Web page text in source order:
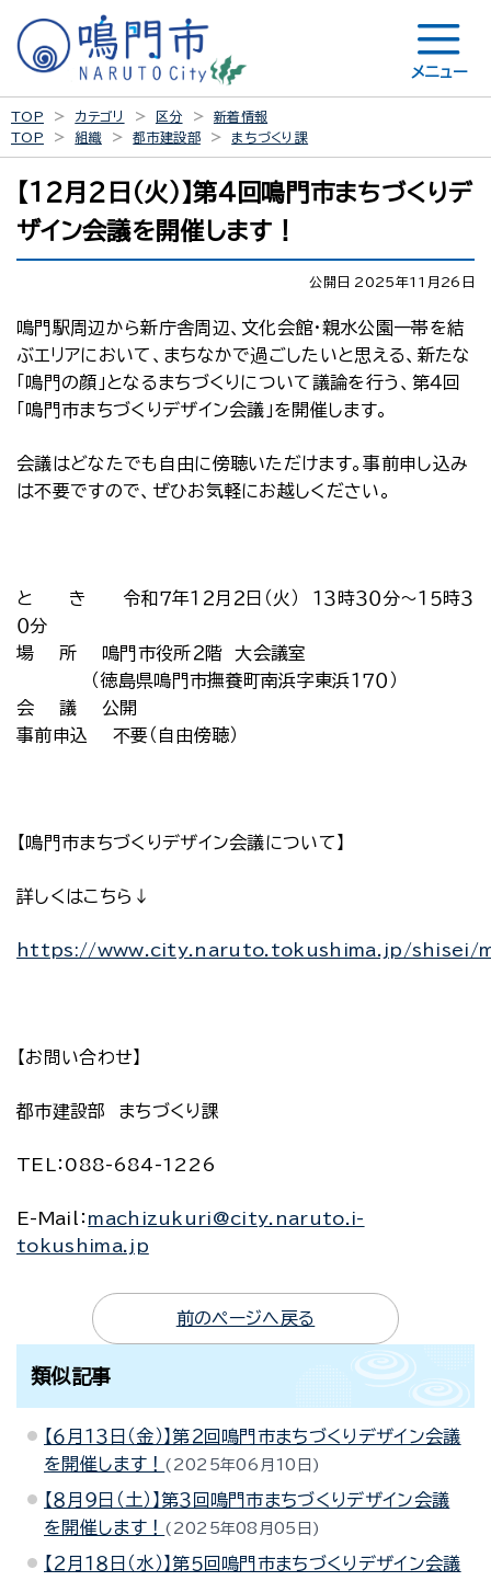
メニュー
TOP カテゴリ 区分
新着情報
TOP
組織 都市建設部 まちづくり課
【１２月２日（火）】第４回鳴門市まちづくりデ
ザイン会議を開催します！
公開日 2025年11月26日
鳴門駅周辺から新庁舎周辺、文化会館・親水公園一帯を結
ぶエリアにおいて、まちなかで過ごしたいと思える、新たな
「鳴門の顔」となるまちづくりについて議論を行う、第４回
「鳴門市まちづくりデザイン会議」を開催します。
会議はどなたでも自由に傍聴いただけます。事前申し込み
は不要ですので、ぜひお気軽にお越しください。
と き 令和７年１２月２日（火） １３時３０分～１５時３
０分
場 所 鳴門市役所２階 大会議室
（徳島県鳴門市撫養町南浜字東浜１７０）
会 議 公開
事前申込 不要（自由傍聴）
【鳴門市まちづくりデザイン会議について】
詳しくはこちら↓
https://www.city.naruto.tokushima.jp/shisei/
【お問い合わせ】
都市建設部 まちづくり課
TEL：088-684-1226
E-Mail： machizukuri@city.naruto.i-
tokushima.jp
前のページへ戻る
類似記事
【６月１３日（金）】第２回鳴門市まちづくりデザイン会議
を開催します！
2025年06月10日
【８月９日（土）】第３回鳴門市まちづくりデザイン会議
を開催します！
2025年08月05日
【２月１８日（水）】第５回鳴門市まちづくりデザイン会議